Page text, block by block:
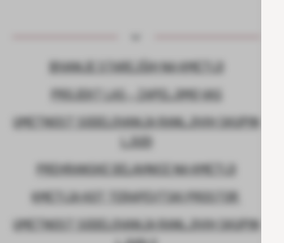
BIVANJE STAREJŠIH NA KMETIJI
PROJEKT LAS – ZAPELJIMO VAS
UMETNOST SODELOVANJA RANLJIVIH SKUPIN
LJUDI
PREHRANSKE DELAVNICE NA KMETIJI
KMETIJA KOT TERAPEVTSKI PROSTOR
UMETNOST SODELOVANJA RANLJIVIH SKUPIN